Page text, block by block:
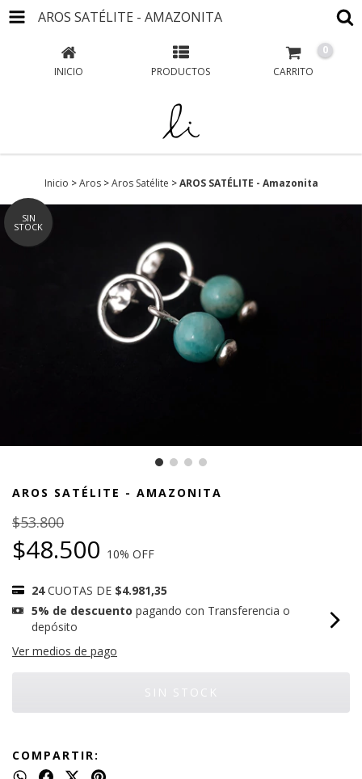
AROS SATÉLITE - AMAZONITA
INICIO PRODUCTOS CARRITO
0
Inicio > Aros > Aros Satélite > AROS SATÉLITE - Amazonita
SIN
STOCK
AROS SATÉLITE - AMAZONITA
$53.800
$48.500 10% OFF
24 CUOTAS DE $4.981,35
5% de descuento pagando con Transferencia o
depósito
Ver medios de pago
COMPARTIR: